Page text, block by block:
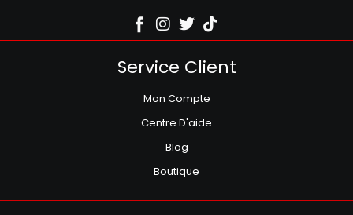
Service Client
Mon Compte
Centre D'aide
Blog
Boutique